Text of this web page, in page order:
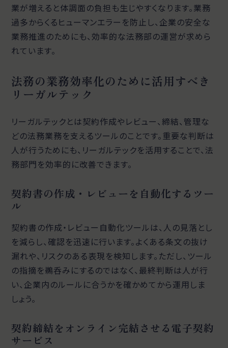
業が増えると体調面の負担も生じやすくなります。業務
過多からくるヒューマンエラーを防止し、企業の安全な
業務推進のためにも、効率的な法務部の運営が求めら
れています。
法務の業務効率化のために活用すべき
リーガルテック
リーガルテックとは契約作成やレビュー、締結、管理な
どの法務業務を支えるツールのことです。重要な判断は
人が行うためにも、リーガルテックを活用することで、法
務部門を効率的に改善できます。
契約書の作成・レビューを自動化するツー
ル
契約書の作成・レビュー自動化ツールは、人の見落とし
を減らし、確認を迅速に行います。よくある条文の抜け
漏れや、リスクのある表現を検知します。ただし、ツール
の指摘を鵜呑みにするのではなく、最終判断は人が行
い、企業内のルールに合うかを確かめてから運用しま
しょう。
契約締結をオンライン完結させる電子契約
サービス